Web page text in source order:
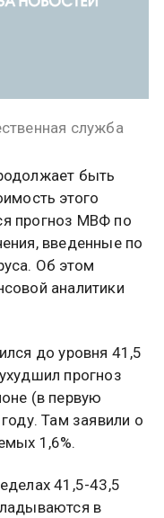
служба
быть
этого
прогноз МВФ по
введенные по
Об этом
аналитики
до уровня 41,5
прогноз
(в первую
Там заявили о
1,6%.
41,5-43,5
в